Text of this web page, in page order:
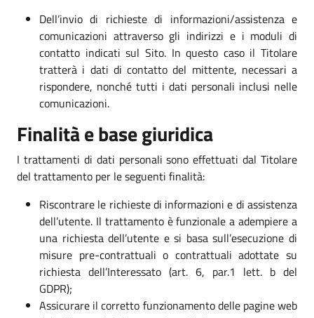
Dell’invio di richieste di informazioni/assistenza e
comunicazioni attraverso gli indirizzi e i moduli di
contatto indicati sul Sito. In questo caso il Titolare
tratterà i dati di contatto del mittente, necessari a
rispondere, nonché tutti i dati personali inclusi nelle
comunicazioni.
Finalità e base giuridica
I trattamenti di dati personali sono effettuati dal Titolare
del trattamento per le seguenti finalità:
Riscontrare le richieste di informazioni e di assistenza
dell’utente. Il trattamento è funzionale a adempiere a
una richiesta dell’utente e si basa sull’esecuzione di
misure pre-contrattuali o contrattuali adottate su
richiesta dell’Interessato (art. 6, par.1 lett. b del
GDPR);
Assicurare il corretto funzionamento delle pagine web